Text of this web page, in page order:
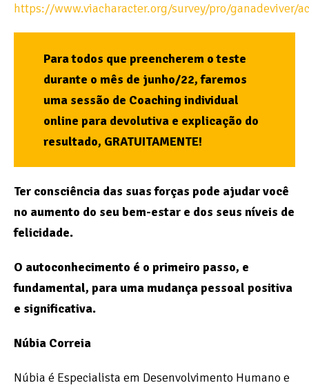
https://www.viacharacter.org/survey/pro/ganadeviver/
Para todos que preencherem o teste
durante o mês de junho/22, faremos
uma sessão de Coaching individual
online para devolutiva e explicação do
resultado, GRATUITAMENTE!
Ter consciência das suas forças pode ajudar você
no aumento do seu bem-estar e dos seus níveis de
felicidade.
O autoconhecimento é o primeiro passo, e
fundamental, para uma mudança pessoal positiva
e significativa.
Núbia Correia
Núbia é Especialista em Desenvolvimento Humano e